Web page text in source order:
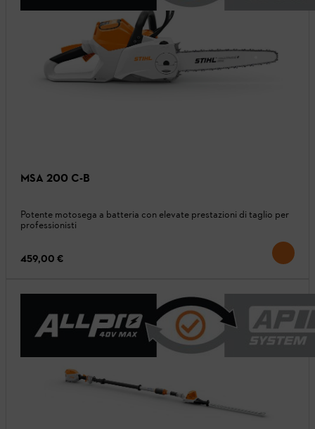
MSA 200 C-B
Potente motosega a batteria con elevate prestazioni di taglio per
professionisti
459,00 €